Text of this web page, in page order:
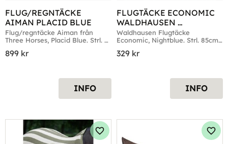
FLUG/REGNTÄCKE
AIMAN PLACID BLUE
Flug/regntäcke Aiman från
Three Horses, Placid Blue. Strl.
899 kr
INFO
FLUGTÄCKE ECONOMIC
WALDHAUSEN
NIGHTBLUE
Waldhausen Flugtäcke
Economic, Nightblue. Strl. 85cm
329 kr
INFO
Lägg till i favoriter